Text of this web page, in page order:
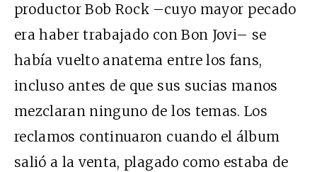
productor Bob Rock –cuyo mayor pecado
era haber trabajado con Bon Jovi– se
había vuelto anatema entre los fans,
incluso antes de que sus sucias manos
mezclaran ninguno de los temas. Los
reclamos continuaron cuando el álbum
salió a la venta, plagado como estaba de